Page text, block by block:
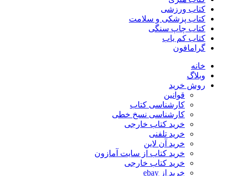
کتاب ورزشی
کتاب پزشکی و سلامت
کتاب چاپ سنگی
کتاب کم یاب
گرامافون
خانه
وبلاگ
روش خرید
قوانین
کارشناسی کتاب
کارشناسی نسخ خطی
خرید کتاب خارجی
خرید تلفنی
خرید آن لاین
خرید کتاب از سایت آمازون
خرید کتاب خارجی
خرید از ebay